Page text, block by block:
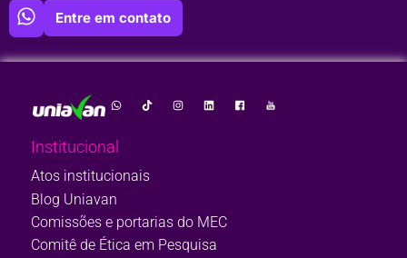
Entre em contato
Institucional
Atos institucionais
Blog Uniavan
Comissões e portarias do MEC
Comitê de Ética em Pesquisa